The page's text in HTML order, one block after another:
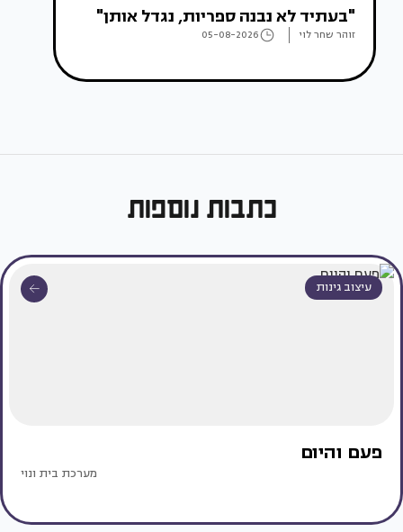
"בעתיד לא נבנה ספריות, נגדל אותן"
זוהר שחר לוי 05-08-2026
כתבות נוספות
עיצוב גינות
פעם והיום
מערכת בית ונוי